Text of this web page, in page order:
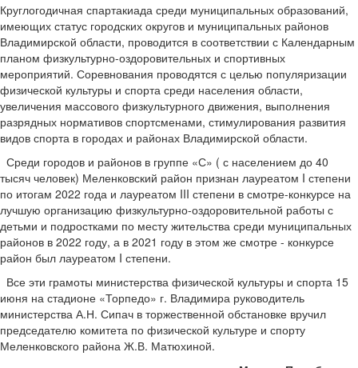
Круглогодичная спартакиада среди муниципальных образований,
имеющих статус городских округов и муниципальных районов
Владимирской области, проводится в соответствии с Календарным
планом физкультурно-оздоровительных и спортивных
мероприятий. Соревнования проводятся с целью популяризации
физической культуры и спорта среди населения области,
увеличения массового физкультурного движения, выполнения
разрядных нормативов спортсменами, стимулирования развития
видов спорта в городах и районах Владимирской области.
Среди городов и районов в группе «С» ( с населением до 40
тысяч человек) Меленковский район признан лауреатом I степени
по итогам 2022 года и лауреатом III степени в смотре-конкурсе на
лучшую организацию физкультурно-оздоровительной работы с
детьми и подростками по месту жительства среди муниципальных
районов в 2022 году, а в 2021 году в этом же смотре - конкурсе
район был лауреатом I степени.
Все эти грамоты министерства физической культуры и спорта 15
июня на стадионе «Торпедо» г. Владимира руководитель
министерства А.Н. Сипач в торжественной обстановке вручил
председателю комитета по физической культуре и спорту
Меленковского района Ж.В. Матюхиной.